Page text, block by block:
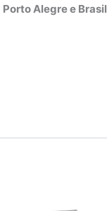
Porto Alegre e Brasil